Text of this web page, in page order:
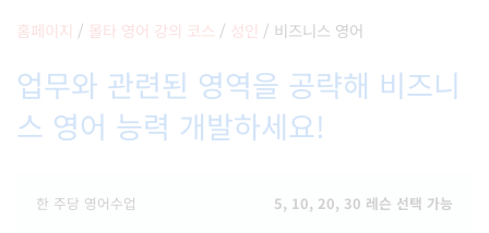
홈페이지 / 몰타 영어 강의 코스 / 성인 / 비즈니스 영어
업무와 관련된 영역을 공략해 비즈니
스 영어 능력 개발하세요!
한 주당 영어수업 5, 10, 20, 30 레슨 선택 가능